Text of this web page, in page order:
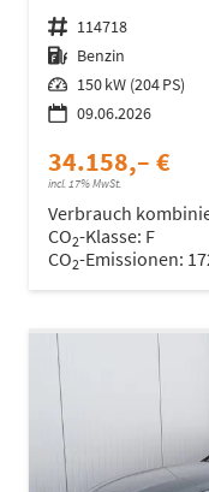
Fahrzeugnr. 114718
Kraftstoff Benzin
Leistung 150 kW (204 PS)
09.06.2026
34.158,– €
incl. 17% MwSt.
Verbrauch
CO2-Klasse: F
CO2-Emissionen: